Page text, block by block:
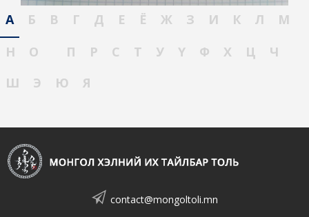
А Б В Г Д Е Ё Ж З И К Л
М
Н
О П Р С Т У Ү Ф Х Ц
Ч
Ш
Э Ю Я
contact@mongoltoli.mn